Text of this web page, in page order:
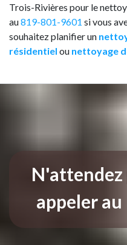
Trois-Rivières pour le
au819-801-9601 si vous
souhaitez planifier un
résidentiel ou nettoyage
N'attendez
appeler au